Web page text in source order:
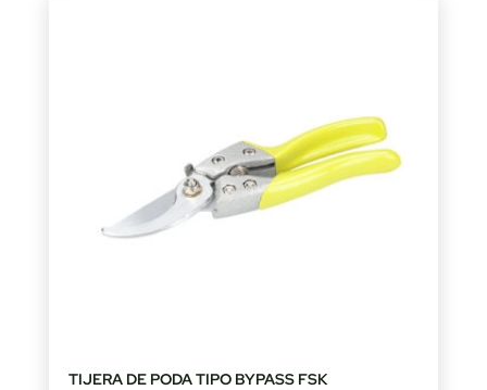
TIJERA DE PODA TIPO BYPASS FSK